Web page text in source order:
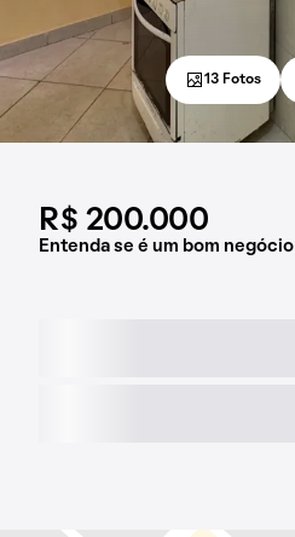
R$ 200.000
Entenda se é um bom negócio
13 Fotos